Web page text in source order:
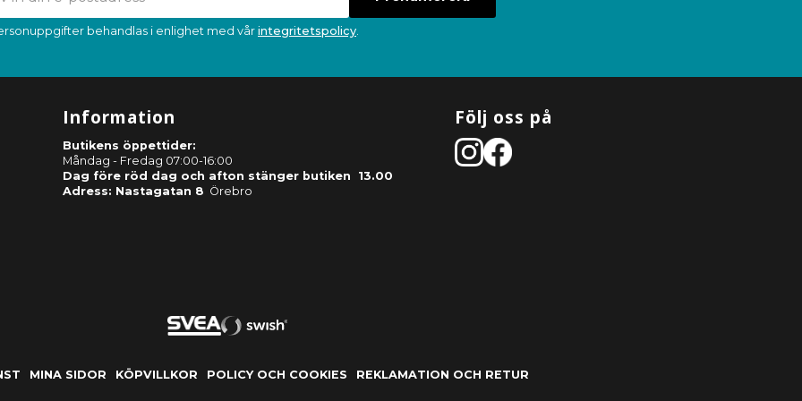
behandlas i enlighet med vår integritetspolicy.
Information
Butikens öppettider:
Måndag - Fredag 07:00-16:00
Dag före röd dag och afton stänger butiken 13.00
Adress: Nastagatan 8 Örebro
Följ oss på
MINA SIDOR KÖPVILLKOR POLICY OCH COOKIES REKLAMATION OCH RETUR